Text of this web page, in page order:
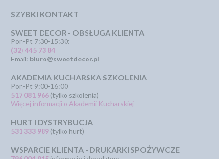
SZYBKI KONTAKT
SWEET DECOR - OBSŁUGA KLIENTA
Pon-Pt 7:30-15:30:
(32) 445 73 84
Email: biuro@sweetdecor.pl
AKADEMIA KUCHARSKA SZKOLENIA
Pon-Pt 9:00-16:00
517 081 966 (tylko szkolenia)
Więcej informacji o Akademii Kucharskiej
HURT I DYSTRYBUCJA
531 333 989 (tylko hurt)
WSPARCIE KLIENTA - DRUKARKI SPOŻYWCZE